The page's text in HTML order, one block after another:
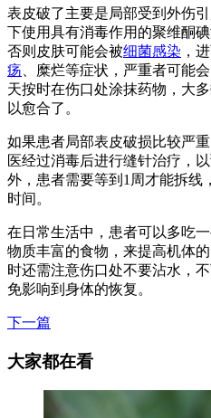
表皮破了主要是局部受到外伤
下使用具有消毒作用的聚维酮
否则皮肤可能会被细菌感染 ，
疡 、糜烂等症状，严重者可能
天按时在伤口处涂抹药物，大
以愈合了。
如果患者局部表皮破损比较严
医经过消毒后进行缝针治疗，
外，患者需要等到1周才能拆线
时间。
在日常生活中，患者可以多吃
物质丰富的食物，来提高机体
时还需注意伤口处不要沾水，
免影响到身体的恢复。
下一篇
大家都在看